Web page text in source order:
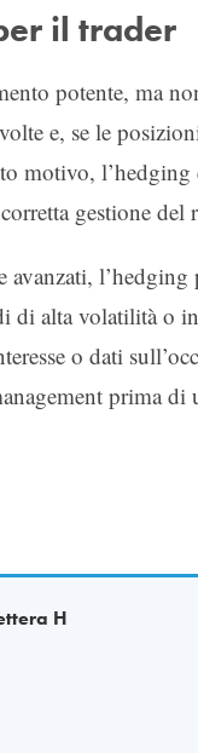
il trader
potente, ma
e, se le
motivo,
gestione del
di alta volatilità o
o dati
prima
H